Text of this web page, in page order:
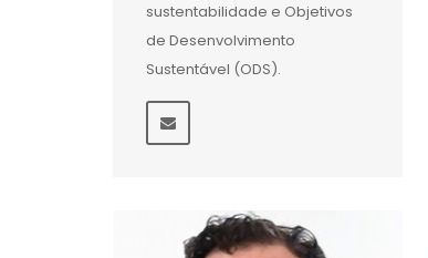
sustentabilidade e Objetivos
de Desenvolvimento
Sustentável (ODS).